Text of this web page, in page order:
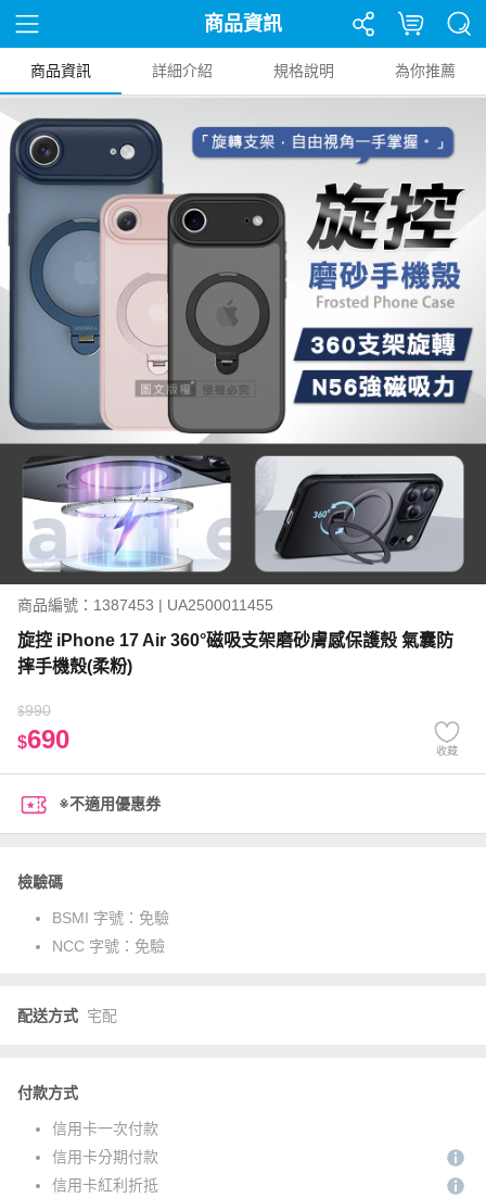
商品資訊
商品資訊 詳細介紹 規格說明 為你推薦
商品編號：1387453 | UA2500011455
旋控 iPhone 17 Air 360°磁吸支架磨砂膚感保護殼 氣囊防
摔手機殼(柔粉)
$990
$690 收藏
※不適用優惠券
檢驗碼
BSMI 字號： 免驗
NCC 字號： 免驗
配送方式 宅配
付款方式
信用卡一次付款
信用卡分期付款
信用卡紅利折抵